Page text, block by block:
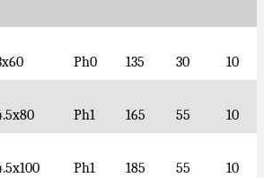
Ph0 135 30 10
Ph1 165 55 10
Ph1 185 55 10